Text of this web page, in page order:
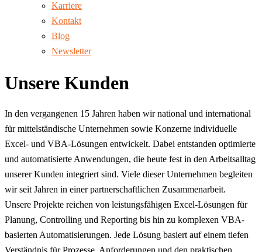
Karriere
Kontakt
Blog
Newsletter
Unsere Kunden
In den vergangenen 15 Jahren haben wir national und international
für mittelständische Unternehmen sowie Konzerne individuelle
Excel- und VBA-Lösungen entwickelt. Dabei entstanden optimierte
und automatisierte Anwendungen, die heute fest in den Arbeitsalltag
unserer Kunden integriert sind. Viele dieser Unternehmen begleiten
wir seit Jahren in einer partnerschaftlichen Zusammenarbeit.
Unsere Projekte reichen von leistungsfähigen Excel-Lösungen für
Planung, Controlling und Reporting bis hin zu komplexen VBA-
basierten Automatisierungen. Jede Lösung basiert auf einem tiefen